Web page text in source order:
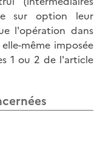
sur option leur
l'opération dans
même imposée
1 ou 2 de l'article